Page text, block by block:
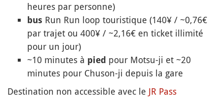
heures par personne)
bus Run Run loop touristique (140¥ / ~0,76€
par trajet ou 400¥ / ~2,16€ en ticket illimité
pour un jour)
~10 minutes à pied pour Motsu-ji et ~20
minutes pour Chuson-ji depuis la gare
Destination non accessible avec le JR Pass